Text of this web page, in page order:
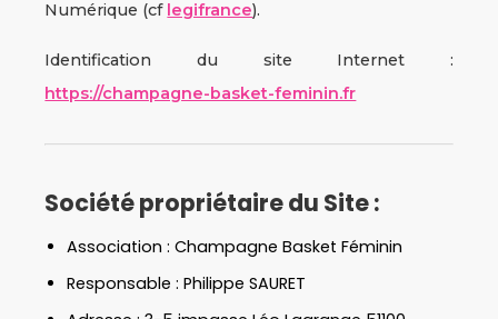
Numérique (cf legifrance).
Identification du site Internet :
https://champagne-basket-feminin.fr
Société propriétaire du Site :
Association : Champagne Basket Féminin
Responsable : Philippe SAURET